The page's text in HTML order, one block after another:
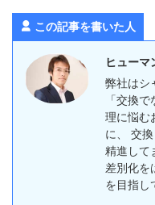
この記事を書いた人
ヒューマ
弊社はシ
「交換
理に悩む
に、 交
精進して
差別化を
を目指し